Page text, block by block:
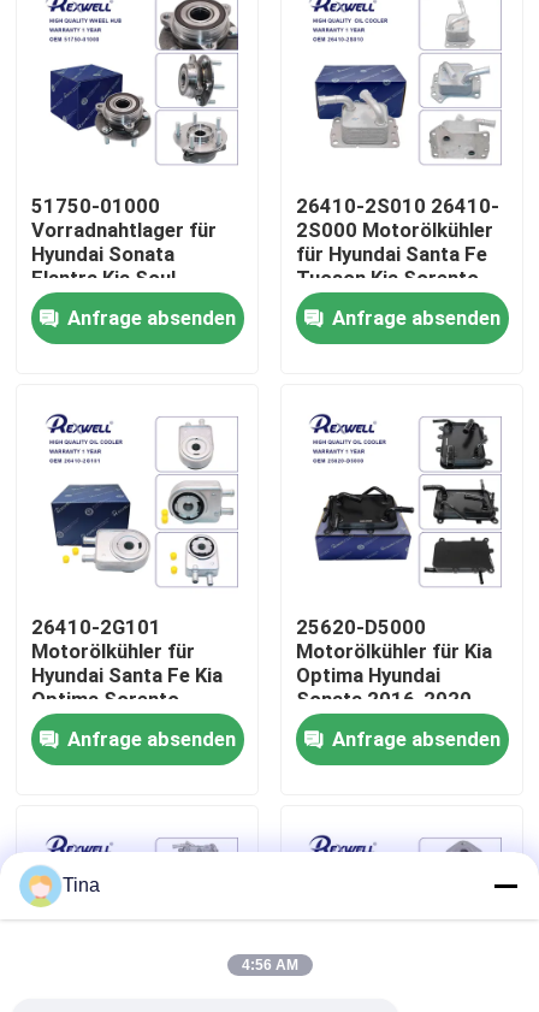
Zu Hause
Videos
Über uns
Werksbesichtigung
Qualitätskontrolle
Kontaktiere uns
Nachrichten
Fälle
51750-01000
Vorradnahtlager für
Hyundai Sonata
Elantra Kia Soul
Anfrage absenden
26410-2S010 26410-
2S000 Motorölkühler
für Hyundai Santa Fe
Tucson Kia Sorento
Anfrage absenden
26410-2G101
Motorölkühler für
Hyundai Santa Fe Kia
Optima Sorento
Anfrage absenden
25620-D5000
Motorölkühler für Kia
Optima Hyundai
Sonata 2016-2020
Anfrage absenden
Tina
4:56 AM